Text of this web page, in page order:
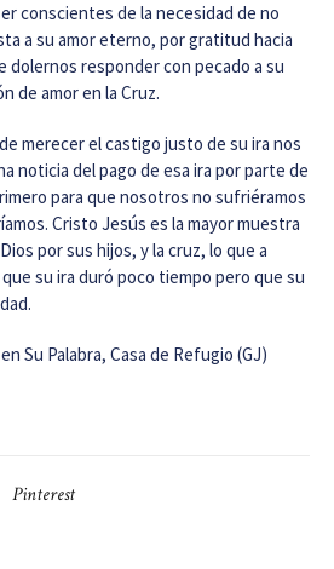
conscientes de la necesidad de no
a su amor eterno, por gratitud hacia
dolernos responder con pecado a su
de amor en la Cruz.
merecer el castigo justo de su ira nos
noticia del pago de esa ira por parte de
para que nosotros no sufriéramos
Cristo Jesús es la mayor muestra
por sus hijos, y la cruz, lo que a
su ira duró poco tiempo pero que su
Su Palabra, Casa de Refugio (GJ)
Pinterest